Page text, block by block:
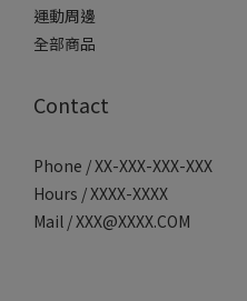
運動周邊
全部商品
Contact
Phone / XX-XXX-XXX-XXX
Hours / XXXX-XXXX
Mail / XXX@XXXX.COM